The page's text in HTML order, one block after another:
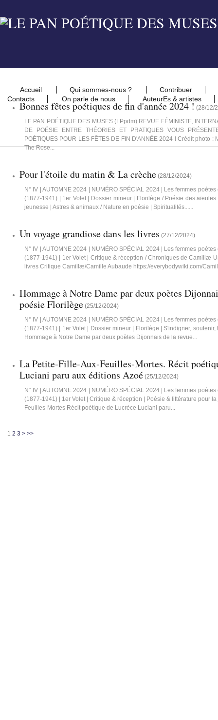
Accueil Qui sommes-nous ?
Contribuer
Contacts
On parle de nous AuteurEs & artistes
Bonnes fêtes poétiques de fin d'année 2024 ! (28/12/
LE PAN POÉTIQUE DES MUSES (LPpdm) REVUE FÉMINISTE,
DE POÉSIE ENTRE THÉORIES ET PRATIQUES VOUS
POÉTIQUES POUR LES FÊTES DE FIN D'ANNÉE 2024 ! Crédit photo :
The Rose...
Pour l'étoile du matin & La crèche (28/12/2024)
N° IV | AUTOMNE 2024 | NUMÉRO SPÉCIAL 2024 | Les femmes
(1877-1941) | 1er Volet | Dossier mineur | Florilège / Poésie des
jeunesse | Astres & animaux / Nature en poésie | Spiritualités......
Un voyage grandiose dans les livres (27/12/2024)
N° IV | AUTOMNE 2024 | NUMÉRO SPÉCIAL 2024 | Les femmes
(1877-1941) | 1er Volet | Critique & réception / Chroniques de Camillæ
livres Critique Camillæ/Camille Aubaude https://everybodywiki.com/
Hommage à Notre Dame par deux poètes
poésie Florilège (25/12/2024)
N° IV | AUTOMNE 2024 | NUMÉRO SPÉCIAL 2024 | Les femmes
(1877-1941) | 1er Volet | Dossier mineur | Florilège | S'indigner,
Hommage à Notre Dame par deux poètes Dijonnais de la revue...
La Petite-Fille-Aux-Feuilles-Mortes. Récit
Luciani paru aux éditions Azoé (25/12/2024)
N° IV | AUTOMNE 2024 | NUMÉRO SPÉCIAL 2024 | Les femmes
(1877-1941) | 1er Volet | Critique & réception | Poésie & littérature pour
Feuilles-Mortes Récit poétique de Lucrèce Luciani paru...
1 2 3 > >>